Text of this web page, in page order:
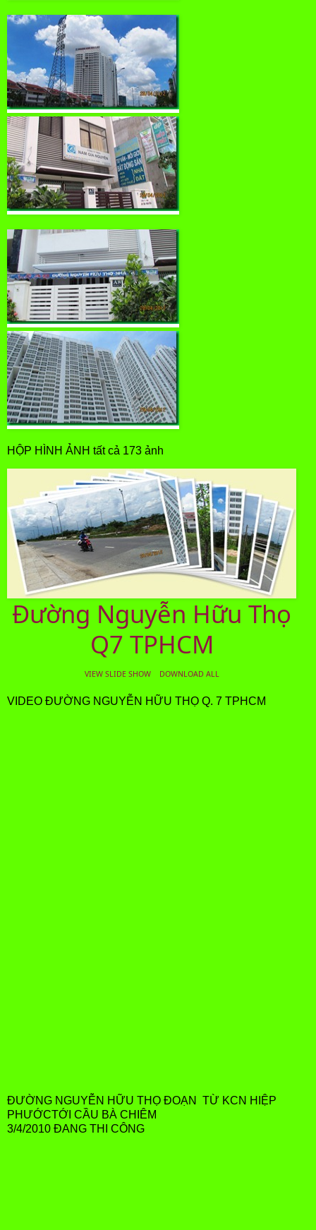
HỘP HÌNH ẢNH tất cả 173 ảnh
Đường Nguyễn Hữu Thọ
Q7 TPHCM
VIEW SLIDE SHOW DOWNLOAD ALL
VIDEO ĐƯỜNG NGUYỄN HỮU THỌ Q. 7 TPHCM
ĐƯỜNG NGUYỄN HỮU THỌ ĐOẠN TỪ KCN HIỆP
PHƯỚCTỚI CẦU BÀ CHIÊM
3/4/2010 ĐANG THI CÔNG